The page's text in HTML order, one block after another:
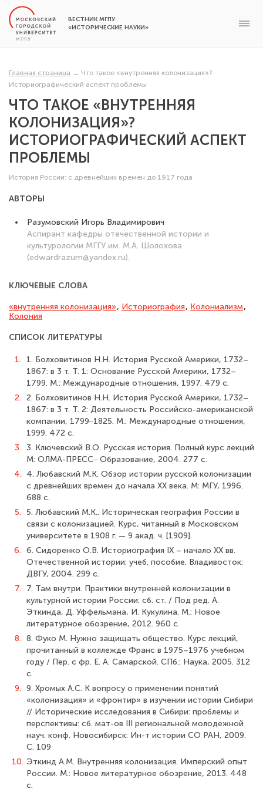
ВЕСТНИК МГПУ
«ИСТОРИЧЕСКИЕ НАУКИ»
Главная страница → Что такое «внутренняя колонизация»?
Историографический аспект проблемы
ЧТО ТАКОЕ «ВНУТРЕННЯЯ
КОЛОНИЗАЦИЯ»?
ИСТОРИОГРАФИЧЕСКИЙ АСПЕКТ
ПРОБЛЕМЫ
История России: с древнейших времен до 1917 года
АВТОРЫ
Разумовский Игорь Владимирович
Аспирант кафедры отечественной истории и
культурологии МГГУ им. М.А. Шолохова
(edwardrazum@yandex.ru).
КЛЮЧЕВЫЕ СЛОВА
«внутренняя колонизация», Историография, Колониализм,
Колония
СПИСОК ЛИТЕРАТУРЫ
1.
1. Болховитинов Н.Н. История Русской Америки, 1732–
1867: в 3 т. Т. 1: Основа­ние Русской Америки, 1732–
1799. М.: Международные отношения, 1997. 479 с.
2. 2. Болховитинов Н.Н. История Русской Америки, 1732–
1867: в 3 т. Т. 2: Дея­тельность Российско-американской
компании, 1799‒1825. М.: Международные от­ношения,
1999. 472 с.
3. 3. Ключевский В.О. Русская история. Полный курс лекций
М: ОЛМА-ПРЕСС‒ Образование, 2004. 277 с.
4. 4. Любавский М.К. Обзор истории русской колонизации
с древнейших времен до начала XX века. М: МГУ, 1996.
688 с.
5. 5. Любавский М.К.. Историческая география России в
связи с колонизацией. Курс, читанный в Московском
университете в 1908 г. — 9 акад. ч. [1909].
6. 6. Сидоренко О.В. Историография IX – начало XX вв.
Отечественной истории: учеб. пособие. Владивосток:
ДВГУ, 2004. 299 с.
7.
7. Там внутри. Практики внутренней колонизации в
культурной истории Рос­сии: сб. ст. / Под ред. А.
Эткинда, Д. Уффельмана, И. Кукулина. М.: Новое
литератур­ное обозрение, 2012. 960 с.
8. 8. Фуко М. Нужно защищать общество. Курс лекций,
прочитанный в коллежде Франс в 1975–1976 учебном
году / Пер. с фр. Е. А. Самарской. СПб.: Наука, 2005. 312
с.
9. 9. Хромых А.С. К вопросу о применении понятий
«колонизация» и «фронтир» в изучении истории Сибири
// Исторические исследования в Сибири: проблемы и
перспективы: сб. мат-ов III региональной молодежной
науч. конф. Новосибирск: Ин-т истории СО РАН, 2009.
С. 109
10. Эткинд А.М. Внутренняя колонизация. Имперский опыт
России. М.: Новое литературное обозрение, 2013. 448
с.